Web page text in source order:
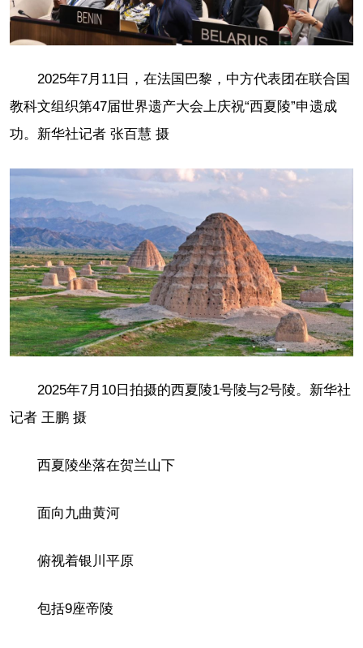
2025年7月11日，在法国巴黎，中方代表团在联合国
教科文组织第47届世界遗产大会上庆祝“西夏陵”申遗成
功。新华社记者 张百慧 摄
2025年7月10日拍摄的西夏陵1号陵与2号陵。新华社
记者 王鹏 摄
西夏陵坐落在贺兰山下
面向九曲黄河
俯视着银川平原
包括9座帝陵